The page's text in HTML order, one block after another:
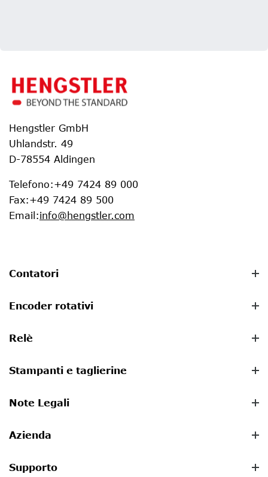
Hengstler GmbH
Uhlandstr. 49
D-78554 Aldingen
Telefono:+49 7424 89 000
Fax:+49 7424 89 500
Email :info@hengstler.com
Contatori
Encoder rotativi
Relè
Stampanti e taglierine
Note Legali
Azienda
Supporto